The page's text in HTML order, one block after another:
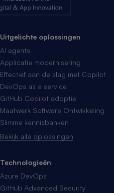
Uitgelichte oplossingen
AI agents
Applicatie modernisering
Effectief aan de slag met Copilot
DevOps as a service
GitHub Copilot adoptie
Maatwerk Software Ontwikkeling
Slimme kennisbanken
Bekijk alle oplossingen
Technologieën
Azure DevOps
GitHub Advanced Security